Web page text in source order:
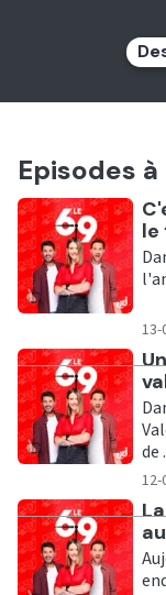
Episodes
le
13-
de
12-